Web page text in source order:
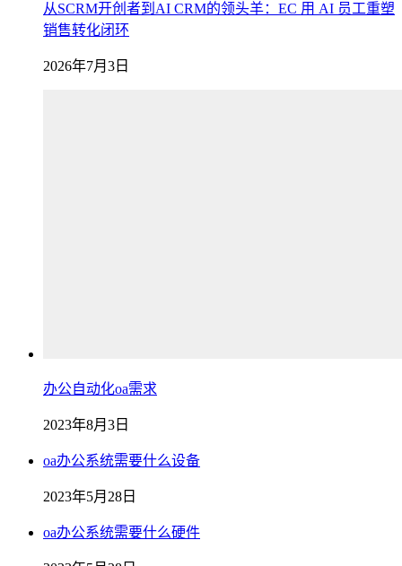
从SCRM开创者到AI CRM的领头羊：EC 用 AI 员工重塑
销售转化闭环
2026年7月3日
办公自动化oa需求
2023年8月3日
oa办公系统需要什么设备
2023年5月28日
oa办公系统需要什么硬件